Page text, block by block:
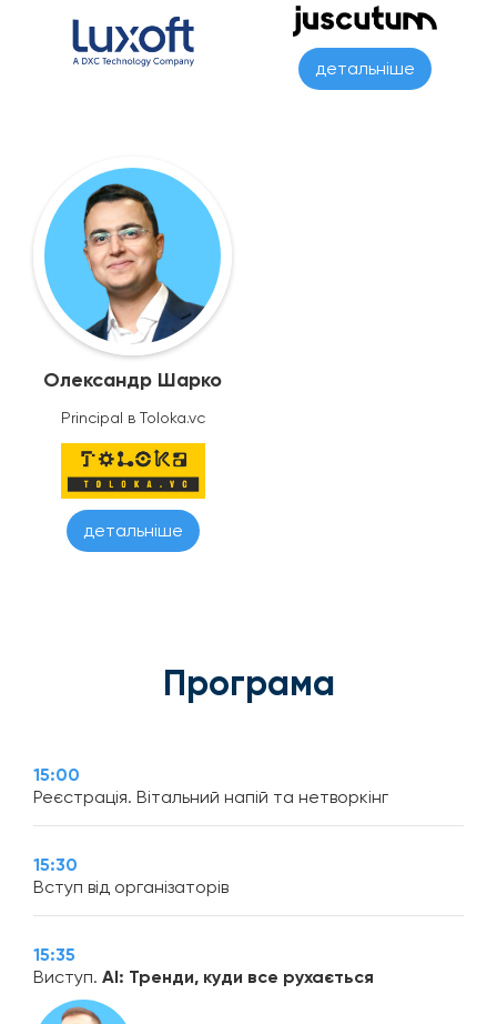
детальніше
Олександр Шарко
Principal в Toloka.vc
детальніше
Програма
15:00
Реєстрація. Вітальний напій та нетворкінг
15:30
Вступ від організаторів
15:35
Виступ. AI: Тренди, куди все рухається